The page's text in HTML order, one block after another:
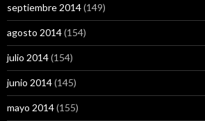
septiembre 2014(149)
agosto 2014(154)
julio 2014(154)
junio 2014(145)
mayo 2014(155)